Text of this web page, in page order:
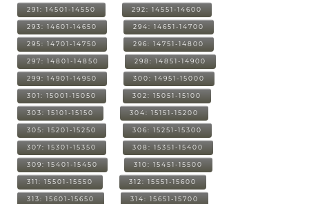
291: 14501-14550 292: 14551-14600
293: 14601-14650 294: 14651-14700
295: 14701-14750 296: 14751-14800
297: 14801-14850 298: 14851-14900
299: 14901-14950 300: 14951-15000
301: 15001-15050 302: 15051-15100
303: 15101-15150 304: 15151-15200
305: 15201-15250 306: 15251-15300
307: 15301-15350 308: 15351-15400
309: 15401-15450 310: 15451-15500
311: 15501-15550 312: 15551-15600
313: 15601-15650 314: 15651-15700